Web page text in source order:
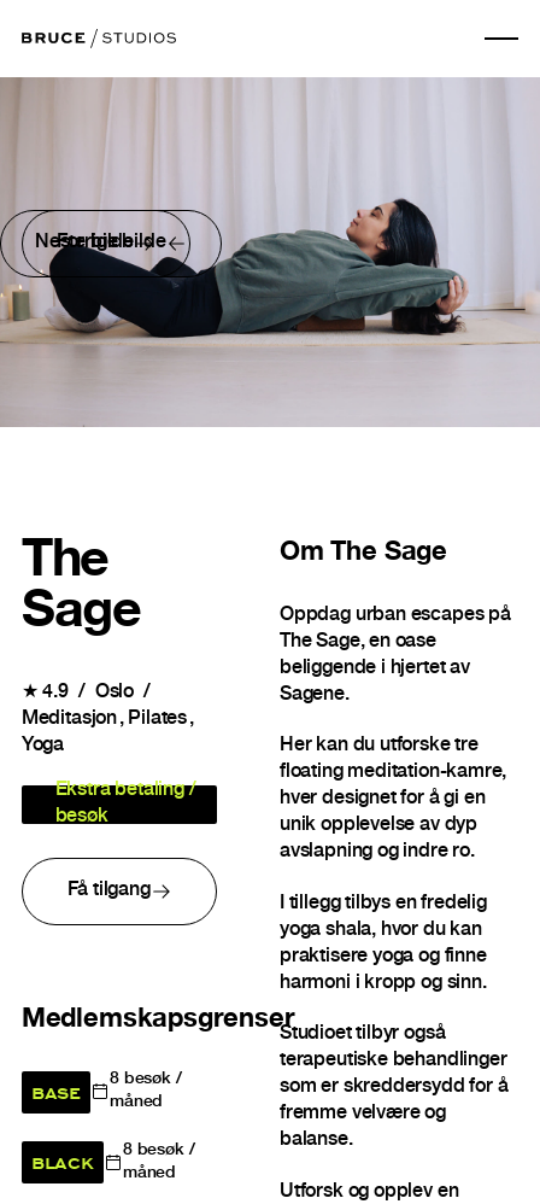
Forrige bilde
Neste bilde
The
Sage
★4.9
Oslo
Meditasjon Pilates
Yoga
Ekstra betaling /
besøk
Få tilgang
Medlemskapsgrenser
BASE 8besøk /
måned
BLACK 8besøk /
måned
Om The Sage
Oppdag urban escapes på
The Sage, en oase
beliggende i hjertet av
Sagene.
Her kan du utforske tre
floating meditation-kamre,
hver designet for å gi en
unik opplevelse av dyp
avslapning og indre ro.
I tillegg tilbys en fredelig
yoga shala, hvor du kan
praktisere yoga og finne
harmoni i kropp og sinn.
Studioet tilbyr også
terapeutiske behandlinger
som er skreddersydd for å
fremme velvære og
balanse.
Utforsk og opplev en